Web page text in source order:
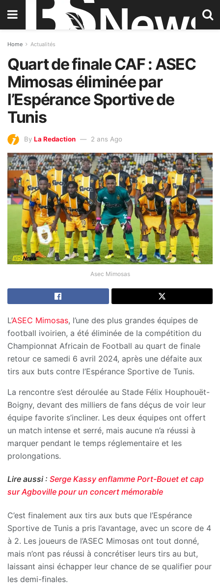
Home Actualités
Quart de finale CAF : ASEC
Mimosas éliminée par
l’Espérance Sportive de
Tunis
By La Redaction 2 ans Ago
Asec Mimosas
L’ASEC Mimosas, l’une des plus grandes équipes de
football ivoirien, a été éliminée de la compétition du
Championnat Africain de Football au quart de finale
retour ce samedi 6 avril 2024, après une défaite aux
tirs aux buts contre l’Espérance Sportive de Tunis.
La rencontre s’est déroulée au Stade Félix Houphouët-
Boigny, devant des milliers de fans déçus de voir leur
équipe favorite s’incliner. Les deux équipes ont offert
un match intense et serré, mais aucune n’a réussi à
marquer pendant le temps réglementaire et les
prolongations.
Lire aussi : Serge Kassy enflamme Port-Bouet et cap
sur Agboville pour un concert mémorable
C’est finalement aux tirs aux buts que l’Espérance
Sportive de Tunis a pris l’avantage, avec un score de 4
à 2. Les joueurs de l’ASEC Mimosas ont tout donné,
mais n’ont pas réussi à concrétiser leurs tirs au but,
laissant ainsi échapper leur chance de se qualifier pour
les demi-finales.